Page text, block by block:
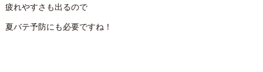
疲れやすさも出るので
夏バテ予防にも必要ですね！